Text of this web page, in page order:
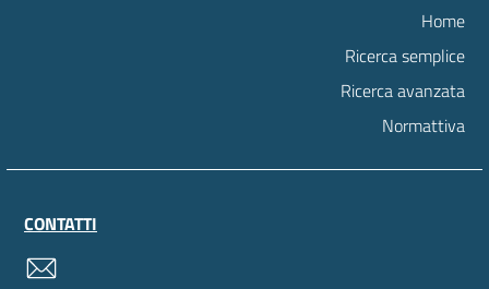
Home
Ricerca semplice
Ricerca avanzata
Normattiva
CONTATTI